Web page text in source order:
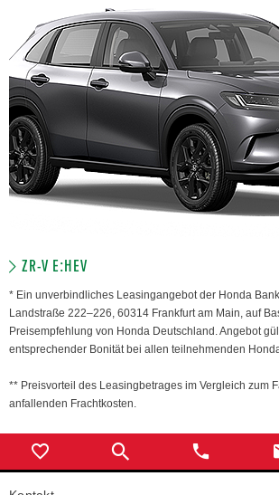
ZR-V E:HEV
* Ein unverbindliches Leasingangebot der Honda
Landstraße 222–226, 60314 Frankfurt am Main, auf
Preisempfehlung von Honda Deutschland. Angebot
entsprechender Bonität bei allen teilnehmenden
** Preisvorteil des Leasingbetrages im Vergleich zum
anfallenden Frachtkosten.